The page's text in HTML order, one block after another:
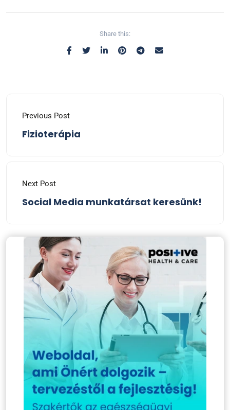
Share this:
Previous Post
Fizioterápia
Next Post
Social Media munkatársat keresünk!